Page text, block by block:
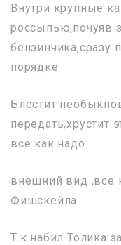
Внутри крупные
россыпью,почуяв
бензинчика,сразу
порядке
Блестит
передать,хрустит
все как надо
внешний вид ,все
Фишскейла
Т.к набил Толика